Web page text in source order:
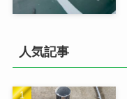
人気記事